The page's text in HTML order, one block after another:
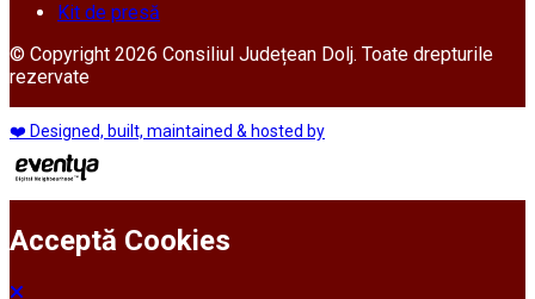
Kit de presă
© Copyright 2026 Consiliul Județean Dolj. Toate drepturile
rezervate
❤️ Designed, built, maintained & hosted by
Acceptă Cookies